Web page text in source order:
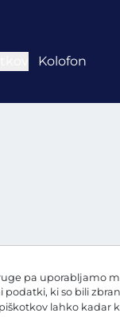
pa uporabljamo
ki so bili
lahko kadar
Kolofon